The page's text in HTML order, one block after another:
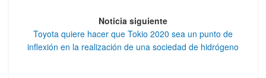
Noticia siguiente
Toyota quiere hacer que Tokio 2020 sea un punto de
inflexión en la realización de una sociedad de hidrógeno